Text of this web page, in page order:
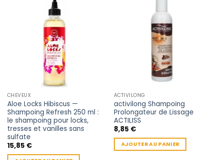
CHEVEUX
Aloe Locks Hibiscus —
Shampoing Refresh 250 ml :
le shampoing pour locks,
tresses et vanilles sans
sulfate
15,85 €
ACTIVILONG
activilong Shampoing
Prolongateur de Lissage
ACTILISS
8,85 €
AJOUTER AU PANIER